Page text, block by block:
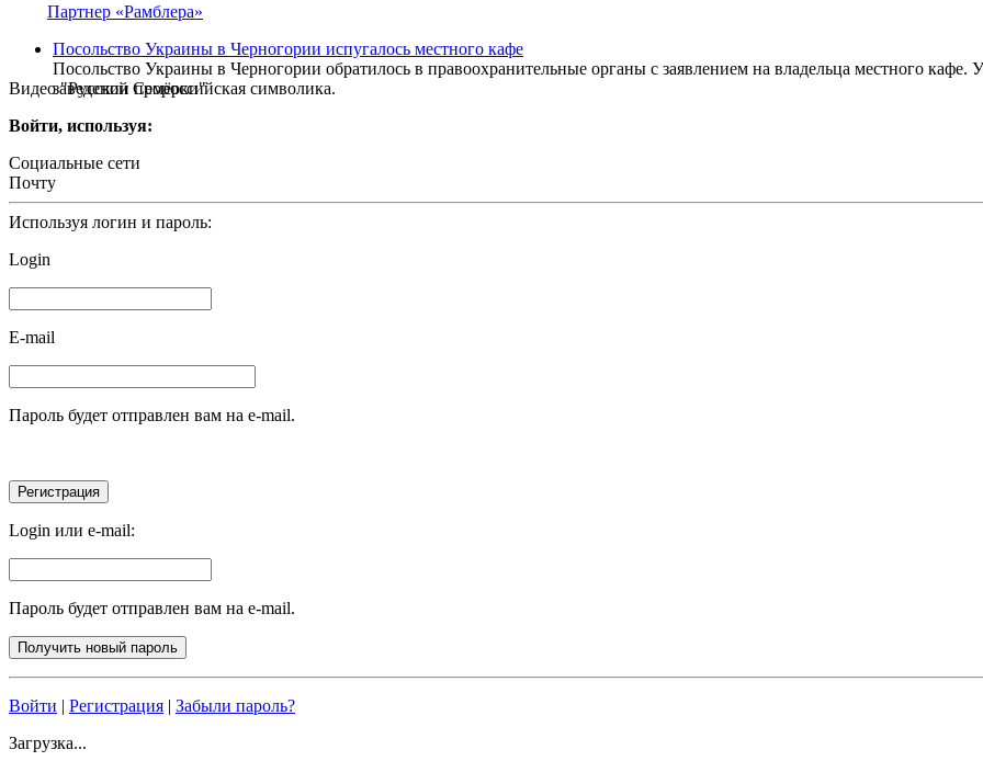
Видео "Русской Семёрки"
Партнер «Рамблера»
Посольство Украины в Черногории испугалось местного кафе
Посольство Украины в Черногории обратилось в правоохранительные органы с заявлением на владельца местного
заведении пророссийская символика.
Войти, используя:
Социальные сети
Почту
Используя логин и пароль:
Login
E-mail
Пароль будет отправлен вам на e-mail.
Login или e-mail:
Пароль будет отправлен вам на e-mail.
Войти | Регистрация | Забыли пароль?
Загрузка...